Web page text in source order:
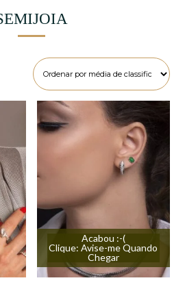
Acabou :-(
Clique: Avise-me Quando
Chegar